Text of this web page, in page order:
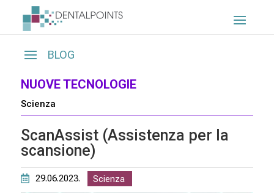
NUOVE TECNOLOGIE
Scienza
ScanAssist (Assistenza per la
scansione)
29.06.2023. Scienza